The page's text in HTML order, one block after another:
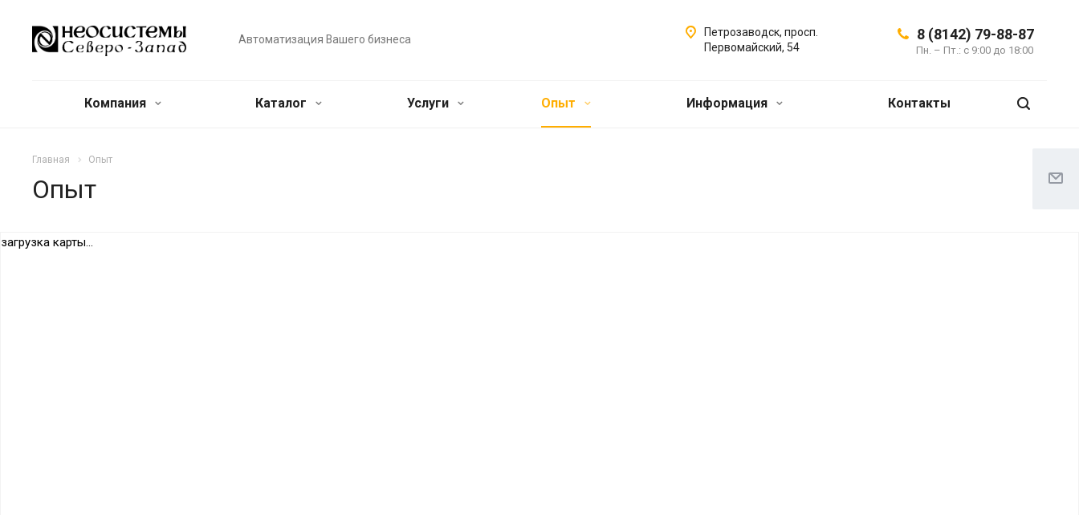
Автоматизация Вашего бизнеса 8 (8142) 79-88-87
Пн. – Пт.: с 9:00 до 18:00
Петрозаводск, просп.
Первомайский, 54
Компания Каталог Услуги Опыт Информация Контакты
Главная Опыт
Опыт
загрузка карты...